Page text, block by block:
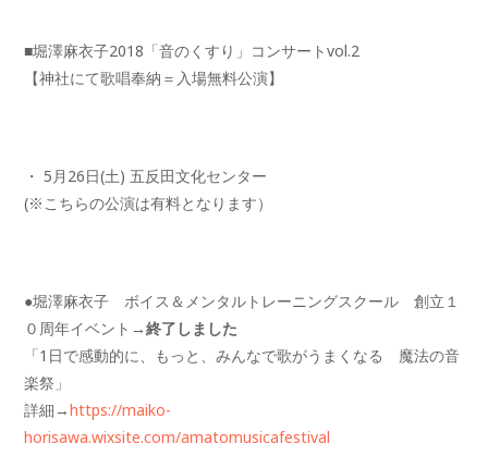
■堀澤麻衣子2018「音のくすり」コンサートvol.2
【神社にて歌唱奉納＝入場無料公演】
・ 5月26日(土) 五反田文化センター
(※こちらの公演は有料となります）
●堀澤麻衣子 ボイス＆メンタルトレーニングスクール 創立１
０周年イベント →終了しました
「1日で感動的に、もっと、みんなで歌がうまくなる 魔法の音
楽祭」
詳細→https://maiko-
horisawa.wixsite.com/amatomusicafestival